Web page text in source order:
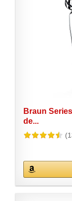
Braun
de...